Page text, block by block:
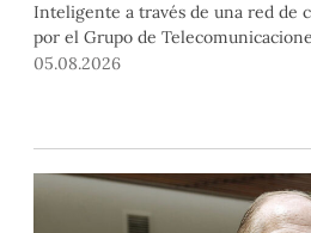
Inteligente a través de una red de
por el Grupo de
desde el 2018. En esta nota
05.08.2026